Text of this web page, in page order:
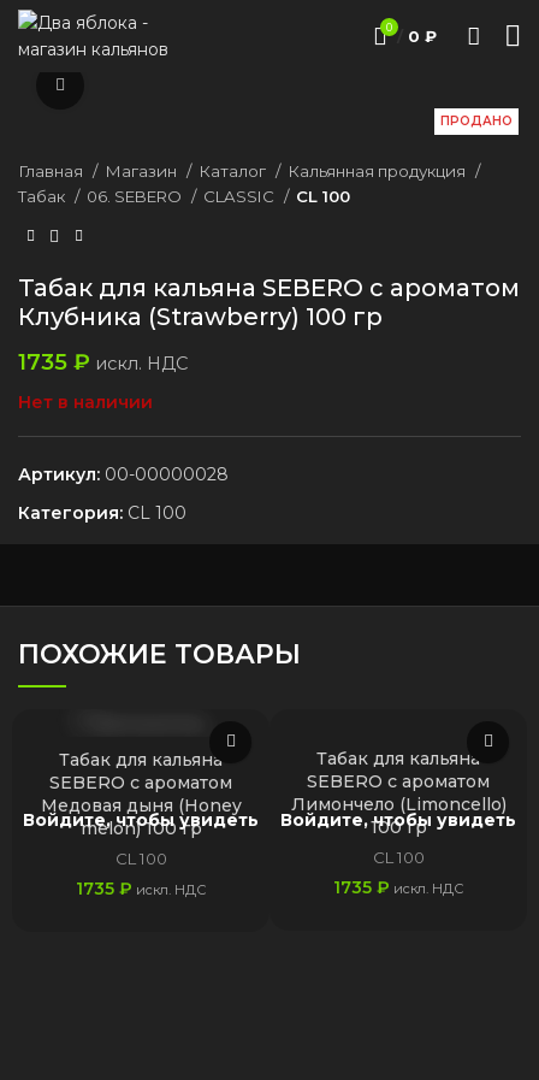
0 / 0 ₽
ПРОДАНО
Главная Магазин Каталог
Кальянная продукция
Табак
06. SEBERO CLASSIC CL 100
Табак для кальяна SEBERO с ароматом
Клубника (Strawberry) 100 гр
1735 ₽ искл. НДС
Нет в наличии
Артикул: 00-00000028
Категория: CL 100
ПОХОЖИЕ ТОВАРЫ
Войдите, чтобы увидеть
Табак для кальяна
SEBERO с ароматом
Медовая дыня (Honey
melon) 100 гр
CL 100
1735 ₽ искл. НДС
Войдите, чтобы увидеть
Табак для кальяна
SEBERO с ароматом
Лимончело (Limoncello)
100 гр
CL 100
1735 ₽ искл. НДС